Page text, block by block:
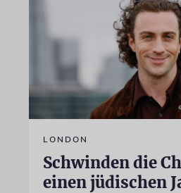
LONDON
Schwinden die
einen jüdischen